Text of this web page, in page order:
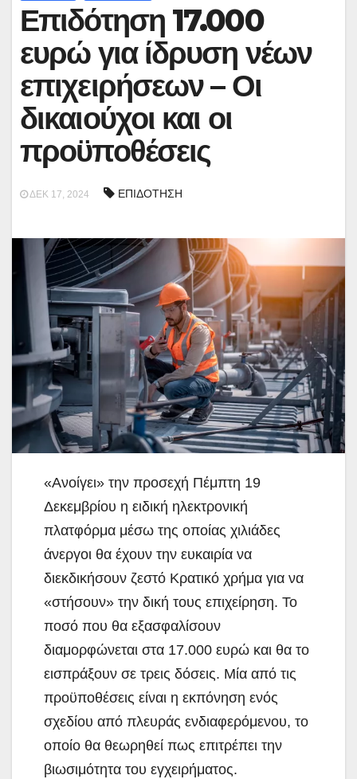
Επιδότηση 17.000
ευρώ για ίδρυση νέων
επιχειρήσεων – Οι
δικαιούχοι και οι
προϋποθέσεις
ΔΕΚ 17, 2024 ΕΠΙΔΟΤΗΣΗ
«Ανοίγει» την προσεχή Πέμπτη 19
Δεκεμβρίου η ειδική ηλεκτρονική
πλατφόρμα μέσω της οποίας χιλιάδες
άνεργοι θα έχουν την ευκαιρία να
διεκδικήσουν ζεστό Κρατικό χρήμα για να
«στήσουν» την δική τους επιχείρηση. Το
ποσό που θα εξασφαλίσουν
διαμορφώνεται στα 17.000 ευρώ και θα το
εισπράξουν σε τρεις δόσεις. Μία από τις
προϋποθέσεις είναι η εκπόνηση ενός
σχεδίου από πλευράς ενδιαφερόμενου, το
οποίο θα θεωρηθεί πως επιτρέπει την
βιωσιμότητα του εγχειρήματος.